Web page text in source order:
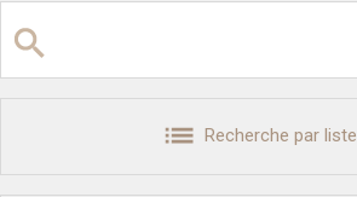
Recherche par liste